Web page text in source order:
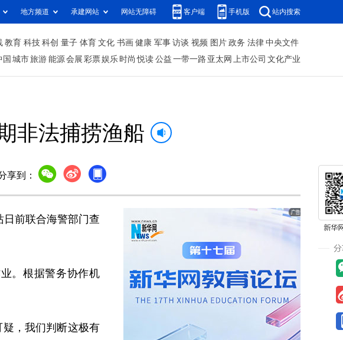
地方频道 承建网站 网站无障碍 客户端 手机版 站内搜索
教育 科技 科创 量子 体育 文化 书画 健康 军事 访谈 视频 图片 政务 法律 中央文件
国 城市旅游 能源 会展 彩票娱乐 时尚 悦读 公益 一带一路 亚太网 上市公司 文化产业
非法捕捞渔船
享到：
前联合海警部门查
。根据警务协作机
，我们判断这极有